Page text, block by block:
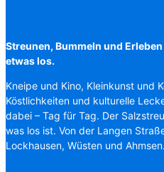
Streunen, Bummeln und
etwas los.
Kneipe und Kino, Kleinkunst und
Köstlichkeiten und kulturelle
dabei – Tag für Tag. Der
was los ist. Von der Langen
Lockhausen, Wüsten und Ahmsen.